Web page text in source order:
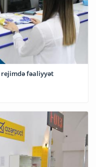
rejimdə fəaliyyət